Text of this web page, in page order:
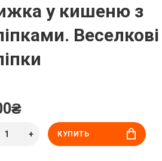
у кишеню з
Веселкові
КУПИТЬ